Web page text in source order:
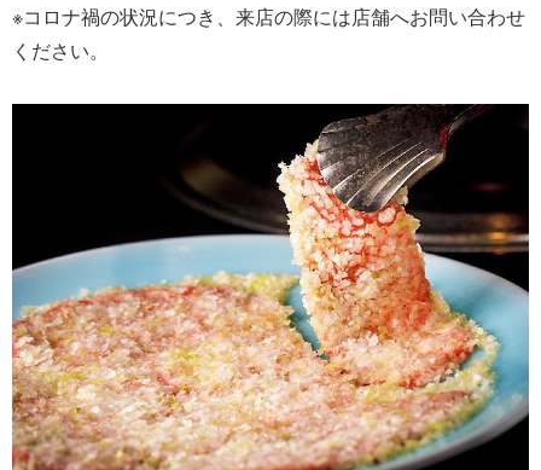
※コロナ禍の状況につき、来店の際には店舗へお問い合わせ
ください。